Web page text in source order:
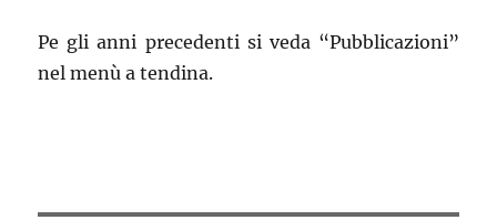
Pe gli anni precedenti si veda “Pubblicazioni”
nel menù a tendina.